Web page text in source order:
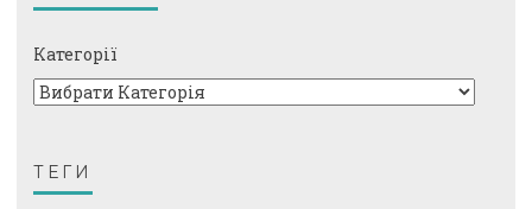
Категорії
ТЕГИ